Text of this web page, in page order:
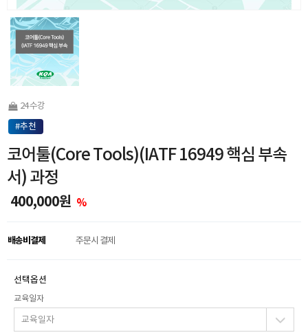
24 수강
#추천
코어툴(Core Tools)(IATF 16949 핵심 부속
서) 과정
400,000원 %
배송비결제 주문시 결제
선택옵션
교육일자